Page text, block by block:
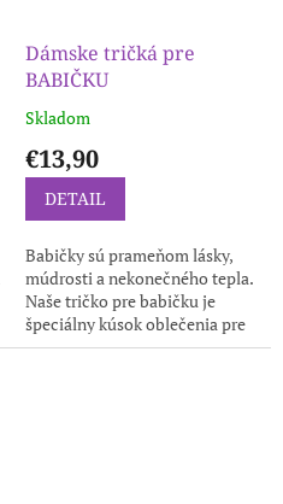
Dámske tričká pre
BABIČKU
Skladom
€13,90
DETAIL
Babičky sú prameňom lásky,
múdrosti a nekonečného tepla.
Naše tričko pre babičku je
špeciálny kúsok oblečenia pre
túto nesmierne dôležitú osobu